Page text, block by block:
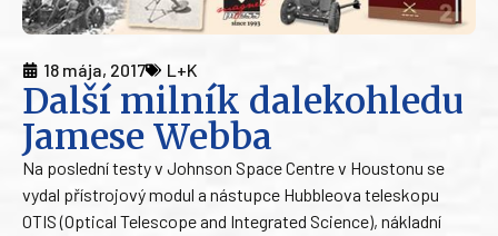
18 mája, 2017 L+K
Další milník dalekohledu
Jamese Webba
Na poslední testy v Johnson Space Centre v Houstonu se
vydal přístrojový modul a nástupce Hubbleova teleskopu
OTIS (Optical Telescope and Integrated Science), nákladní